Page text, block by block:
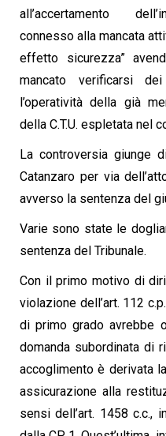
all’accertamento
connesso alla mancata
effetto sicurezza”
mancato verificarsi
l’operatività della già
della C.T.U. espletata nel
La controversia giunge
Catanzaro per via
avverso la sentenza del
Varie sono state le
sentenza del Tribunale.
Con il primo motivo di
violazione dell’art. 112
di primo grado avrebbe
domanda subordinata di
accoglimento è derivata
assicurazione alla
sensi dell’art. 1458 c.c.,